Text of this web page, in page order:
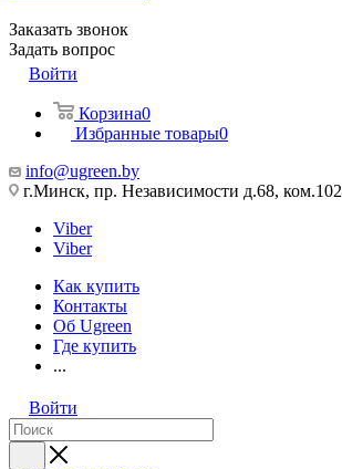
Заказать звонок
Задать вопрос
Войти
Корзина0
Избранные товары0
info@ugreen.by
г.Минск, пр. Независимости д.68, ком.102
Viber
Viber
Как купить
Контакты
Об Ugreen
Где купить
...
Войти